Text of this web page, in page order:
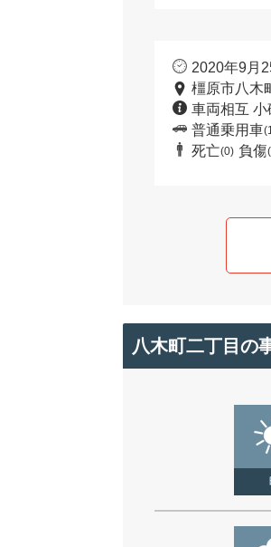
2020年9月
橿原市八木
車両相互 小
普通乗用車
死亡(0) 負傷
八木町二丁目の